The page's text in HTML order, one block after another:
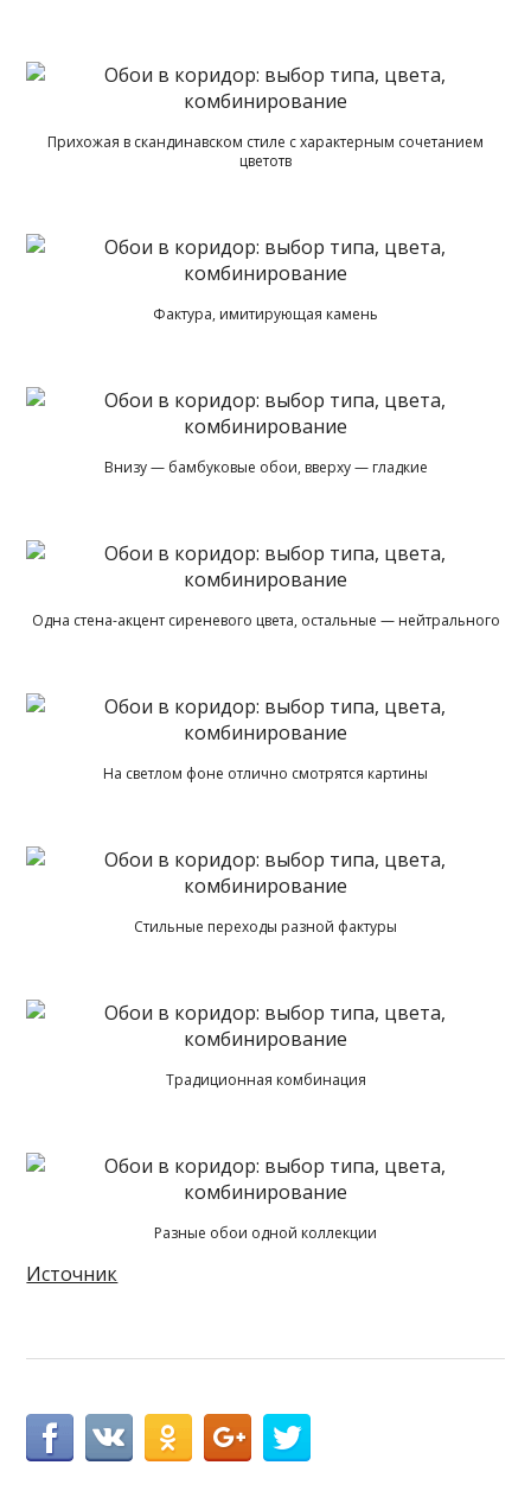
Прихожая в скандинавском стиле с характерным сочетанием
цветотв
Фактура, имитирующая камень
Внизу — бамбуковые обои, вверху — гладкие
Одна стена-акцент сиреневого цвета, остальные — нейтрального
На светлом фоне отлично смотрятся картины
Стильные переходы разной фактуры
Традиционная комбинация
Разные обои одной коллекции
Источник